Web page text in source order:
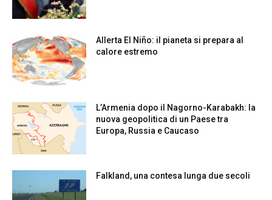
Allerta El Niño: il pianeta si prepara al
calore estremo
L’Armenia dopo il Nagorno-Karabakh: la
nuova geopolitica di un Paese tra
Europa, Russia e Caucaso
Falkland, una contesa lunga due secoli